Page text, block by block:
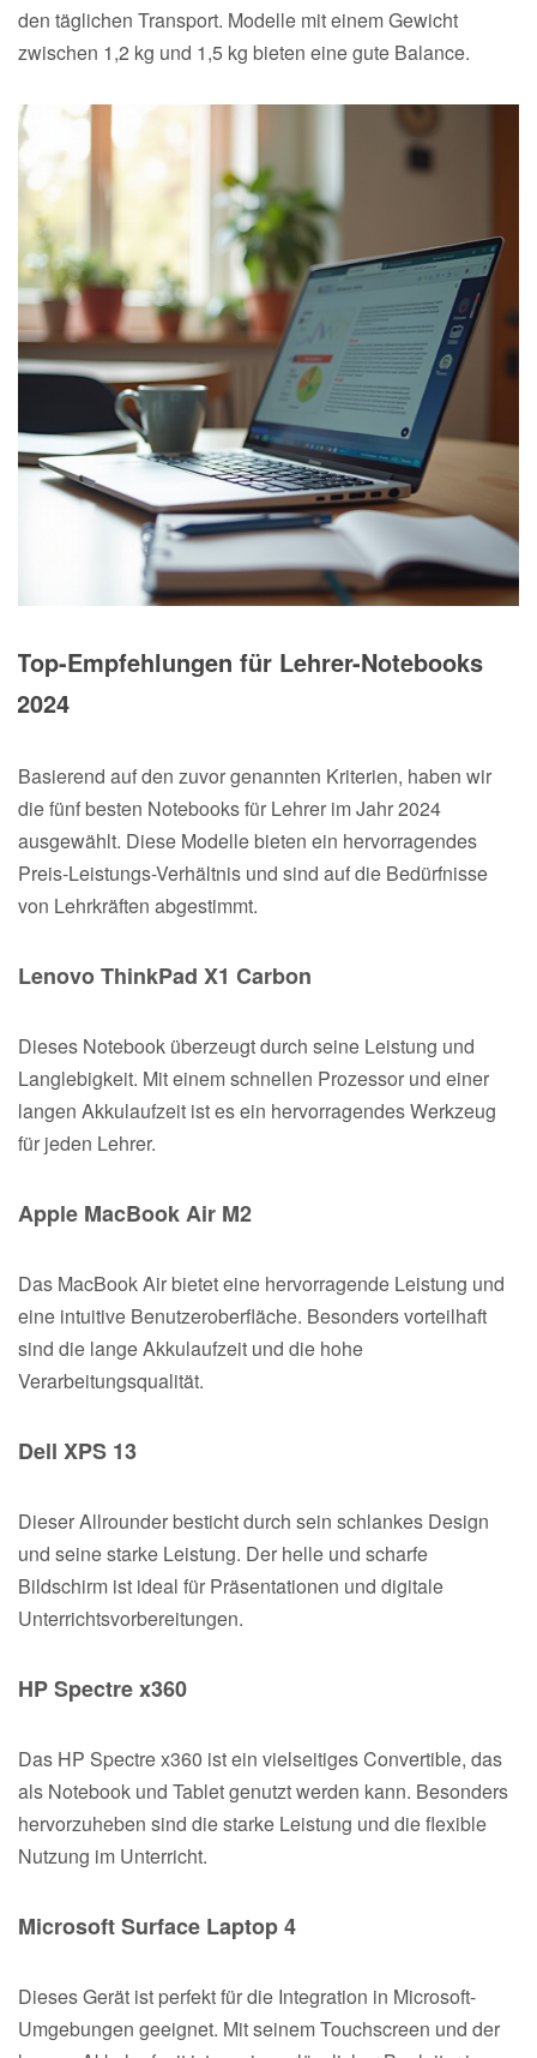
den täglichen Transport. Modelle mit einem Gewicht
zwischen 1,2 kg und 1,5 kg bieten eine gute Balance.
Top-Empfehlungen für Lehrer-Notebooks
2024
Basierend auf den zuvor genannten Kriterien, haben wir
die fünf besten Notebooks für Lehrer im Jahr 2024
ausgewählt. Diese Modelle bieten ein hervorragendes
Preis-Leistungs-Verhältnis und sind auf die Bedürfnisse
von Lehrkräften abgestimmt.
Lenovo ThinkPad X1 Carbon
Dieses Notebook überzeugt durch seine Leistung und
Langlebigkeit. Mit einem schnellen Prozessor und einer
langen Akkulaufzeit ist es ein hervorragendes Werkzeug
für jeden Lehrer.
Apple MacBook Air M2
Das MacBook Air bietet eine hervorragende Leistung und
eine intuitive Benutzeroberfläche. Besonders vorteilhaft
sind die lange Akkulaufzeit und die hohe
Verarbeitungsqualität.
Dell XPS 13
Dieser Allrounder besticht durch sein schlankes Design
und seine starke Leistung. Der helle und scharfe
Bildschirm ist ideal für Präsentationen und digitale
Unterrichtsvorbereitungen.
HP Spectre x360
Das HP Spectre x360 ist ein vielseitiges Convertible, das
als Notebook und Tablet genutzt werden kann. Besonders
hervorzuheben sind die starke Leistung und die flexible
Nutzung im Unterricht.
Microsoft Surface Laptop 4
Dieses Gerät ist perfekt für die Integration in Microsoft-
Umgebungen geeignet. Mit seinem Touchscreen und der